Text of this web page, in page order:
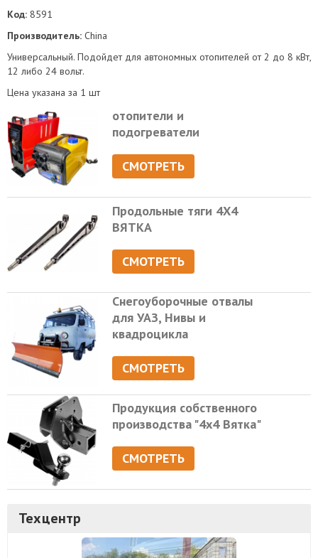
Код: 8591
Производитель: China
Универсальный. Подойдет для автономных отопителей от 2 до 8 кВт,
12 либо 24 вольт.
Цена указана за 1 шт
отопители и
подогреватели
СМОТРЕТЬ
Продольные тяги 4Х4
ВЯТКА
СМОТРЕТЬ
Снегоуборочные отвалы
для УАЗ, Нивы и
квадроцикла
СМОТРЕТЬ
Продукция собственного
производства "4х4 Вятка"
СМОТРЕТЬ
Техцентр